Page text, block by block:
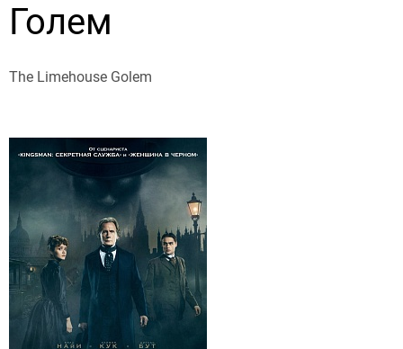
Голем
The Limehouse Golem